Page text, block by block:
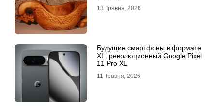
13 Травня, 2026
Будущие смартфоны в формате
XL: революционный Google Pixel
11 Pro XL
11 Травня, 2026